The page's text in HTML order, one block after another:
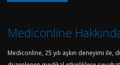
Mediconline
Mediconline, 25 yılı aşkın deneyimi ile,